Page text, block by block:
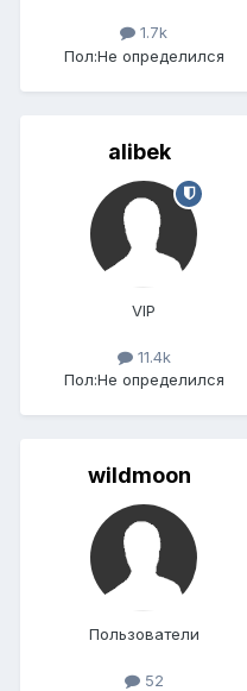
1.7k
Пол:Не определился
alibek
VIP
11.4k
Пол:Не определился
wildmoon
Пользователи
52